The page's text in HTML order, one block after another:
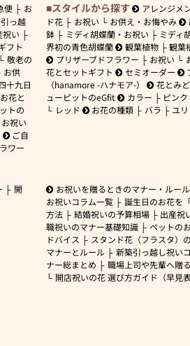
便
お
っ越
祝い
フト
敬老の
お供
十九日
花と
トの
お祝い
ご自
ワー
スタイルから探す アレンジメ
ド花
お祝い お供え・お悔やみ
鉢
ミディ胡蝶蘭・お祝い ミディ
界初の青色胡蝶蘭
観葉植物 観葉
プリザーブドフラワー
お祝い
花とセットギフト
セミオーダー
（hanamore -ハナモア-）
花とみ
ューピットのeGfit
カラー ピンク
レッド
お花の種類 バラ ユリ
開
お祝いを贈るときのマナー・ルール
お祝いコラム一覧
誕生日のお花を
方法
結婚祝いの予算相場 出産祝
職祝いのマナー基礎知識
ペットの
ドバイス
スタンド花（フラスタ）
マナーとルール
新築引っ越し祝い
ナー総まとめ
職場上司や先輩へ贈
開店祝いの花 選び方ガイド（早見表